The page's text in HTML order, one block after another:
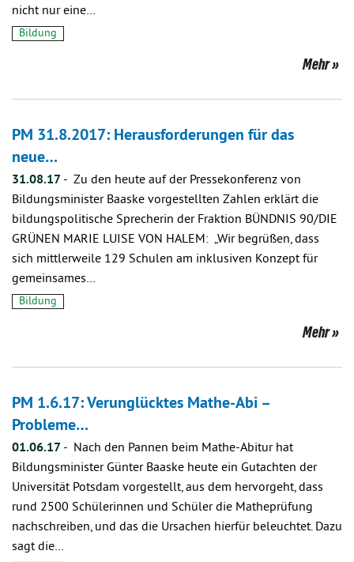
nicht nur eine…
Bildung
Mehr
PM 31.8.2017: Herausforderungen für das
neue…
31.08.17 - Zu den heute auf der Pressekonferenz von
Bildungsminister Baaske vorgestellten Zahlen erklärt die
bildungspolitische Sprecherin der Fraktion BÜNDNIS 90/DIE
GRÜNEN MARIE LUISE VON HALEM: „Wir begrüßen, dass
sich mittlerweile 129 Schulen am inklusiven Konzept für
gemeinsames…
Bildung
Mehr
PM 1.6.17: Verunglücktes Mathe-Abi –
Probleme…
01.06.17 - Nach den Pannen beim Mathe-Abitur hat
Bildungsminister Günter Baaske heute ein Gutachten der
Universität Potsdam vorgestellt, aus dem hervorgeht, dass
rund 2500 Schülerinnen und Schüler die Matheprüfung
nachschreiben, und das die Ursachen hierfür beleuchtet. Dazu
sagt die…